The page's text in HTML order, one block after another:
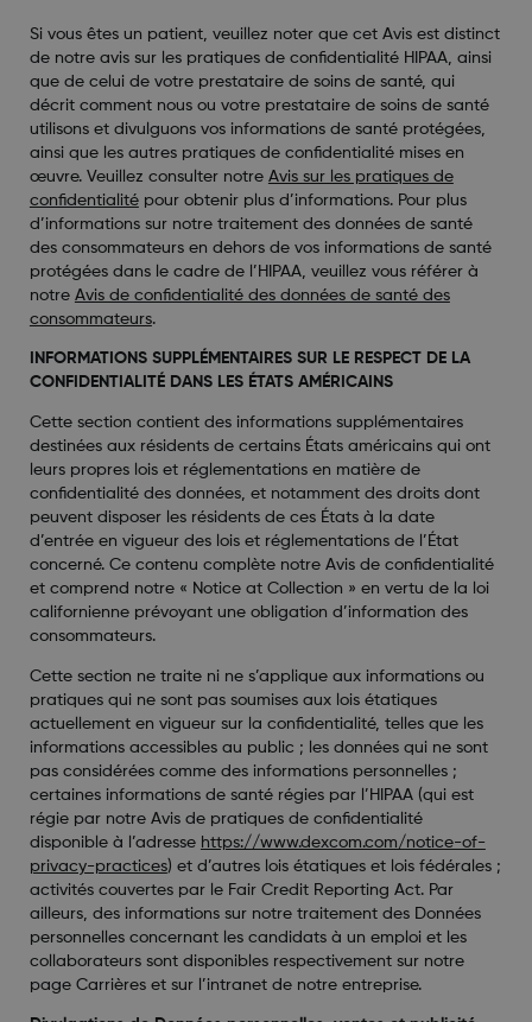
Si vous êtes un patient, veuillez noter que cet Avis est distinct
de notre avis sur les pratiques de confidentialité HIPAA, ainsi
que de celui de votre prestataire de soins de santé, qui
décrit comment nous ou votre prestataire de soins de santé
utilisons et divulguons vos informations de santé protégées,
ainsi que les autres pratiques de confidentialité mises en
œuvre. Veuillez consulter notre Avis sur les pratiques de
confidentialitépour obtenir plus d’informations. Pour plus
d’informations sur notre traitement des données de santé
des consommateurs en dehors de vos informations de santé
protégées dans le cadre de l’HIPAA, veuillez vous référer à
notre Avis de confidentialité des données de santé des
consommateurs.
INFORMATIONS SUPPLÉMENTAIRES SUR LE RESPECT DE LA
CONFIDENTIALITÉ DANS LES ÉTATS AMÉRICAINS
Cette section contient des informations supplémentaires
destinées aux résidents de certains États américains qui ont
leurs propres lois et réglementations en matière de
confidentialité des données, et notamment des droits dont
peuvent disposer les résidents de ces États à la date
d’entrée en vigueur des lois et réglementations de l’État
concerné. Ce contenu complète notre Avis de confidentialité
et comprend notre « Notice at Collection » en vertu de la loi
californienne prévoyant une obligation d’information des
consommateurs.
Cette section ne traite ni ne s’applique aux informations ou
pratiques qui ne sont pas soumises aux lois étatiques
actuellement en vigueur sur la confidentialité, telles que les
informations accessibles au public ; les données qui ne sont
pas considérées comme des informations personnelles ;
certaines informations de santé régies par l’HIPAA (qui est
régie par notre Avis de pratiques de confidentialité
disponible à l’adresse https://www.dexcom.com/notice-of-
privacy-practices) et d’autres lois étatiques et lois fédérales ;
activités couvertes par le Fair Credit Reporting Act. Par
ailleurs, des informations sur notre traitement des Données
personnelles concernant les candidats à un emploi et les
collaborateurs sont disponibles respectivement sur notre
page Carrières et sur l’intranet de notre entreprise.